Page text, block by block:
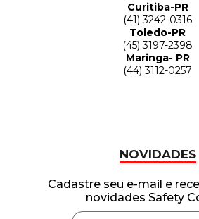
Curitiba-PR
(41) 3242-0316
Toledo-PR
(45) 3197-2398
Maringa- PR
(44) 3112-0257
NOVIDADES
Cadastre seu e-mail e
novidades Safety